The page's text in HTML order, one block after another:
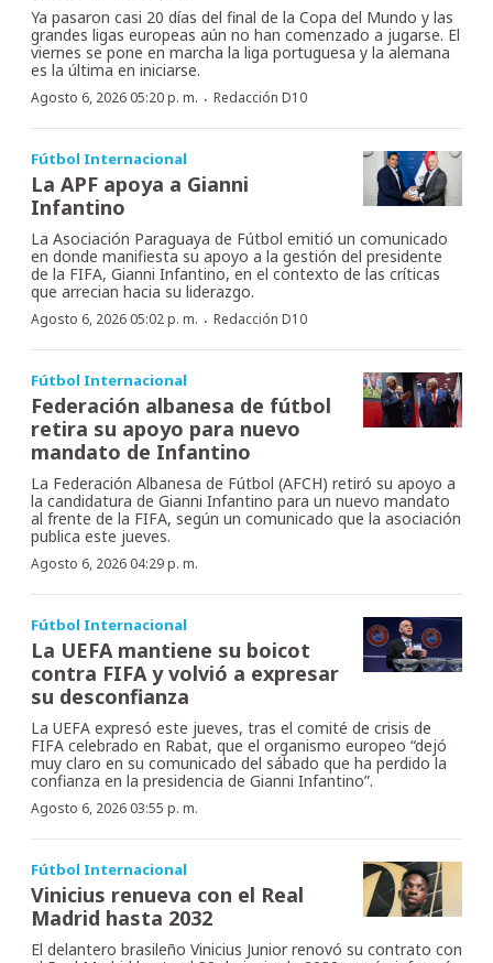
Ya pasaron casi 20 días del final de la Copa del Mundo y las
grandes ligas europeas aún no han comenzado a jugarse. El
viernes se pone en marcha la liga portuguesa y la alemana
es la última en iniciarse.
Agosto 6, 2026 05:20 p. m. · Redacción D10
Fútbol Internacional
La APF apoya a Gianni
Infantino
La Asociación Paraguaya de Fútbol emitió un comunicado
en donde manifiesta su apoyo a la gestión del presidente
de la FIFA, Gianni Infantino, en el contexto de las críticas
que arrecian hacia su liderazgo.
Agosto 6, 2026 05:02 p. m. · Redacción D10
Fútbol Internacional
Federación albanesa de fútbol
retira su apoyo para nuevo
mandato de Infantino
La Federación Albanesa de Fútbol (AFCH) retiró su apoyo a
la candidatura de Gianni Infantino para un nuevo mandato
al frente de la FIFA, según un comunicado que la asociación
publica este jueves.
Agosto 6, 2026 04:29 p. m.
Fútbol Internacional
La UEFA mantiene su boicot
contra FIFA y volvió a expresar
su desconfianza
La UEFA expresó este jueves, tras el comité de crisis de
FIFA celebrado en Rabat, que el organismo europeo “dejó
muy claro en su comunicado del sábado que ha perdido la
confianza en la presidencia de Gianni Infantino”.
Agosto 6, 2026 03:55 p. m.
Fútbol Internacional
Vinicius renueva con el Real
Madrid hasta 2032
El delantero brasileño Vinicius Junior renovó su contrato con